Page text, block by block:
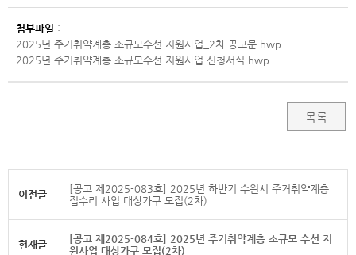
첨부파일 :
2025년 주거취약계층 소규모수선 지원사업_2차 공고문.hwp
2025년 주거취약계층 소규모수선 지원사업 신청서식.hwp
목록
이전글
[공고 제2025-083호] 2025년 하반기 수원시 주거취약계층
집수리 사업 대상가구 모집(2차)
현재글
[공고 제2025-084호] 2025년 주거취약계층 소규모 수선 지
원사업 대상가구 모집(2차)